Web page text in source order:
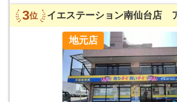
3位 イエステーション南仙台店
地元店